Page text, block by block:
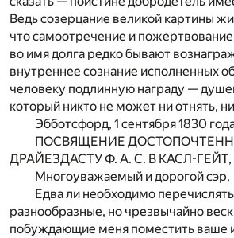
Ведь созерцание великой картины
что самоотречение и
во имя долга редко бывают
внутреннее сознание исполненных
человеку подлинную награду —
который никто не может ни отнять,
Эбботсфорд, 1 сентября 1830
ПОСВЯЩЕНИЕ
ДРАЙЕЗДАСТУ Ф. А. С. В КАСЛ-
Многоуважаемый и дорогой сэр,
Едва ли необходимо
разнообразные, но чрезвычайно
побуждающие меня поместить ваше